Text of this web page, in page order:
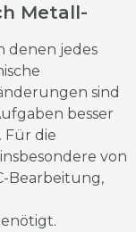
Metall-
denen jedes
sind
besser
Für die
von
Bearbeitung,